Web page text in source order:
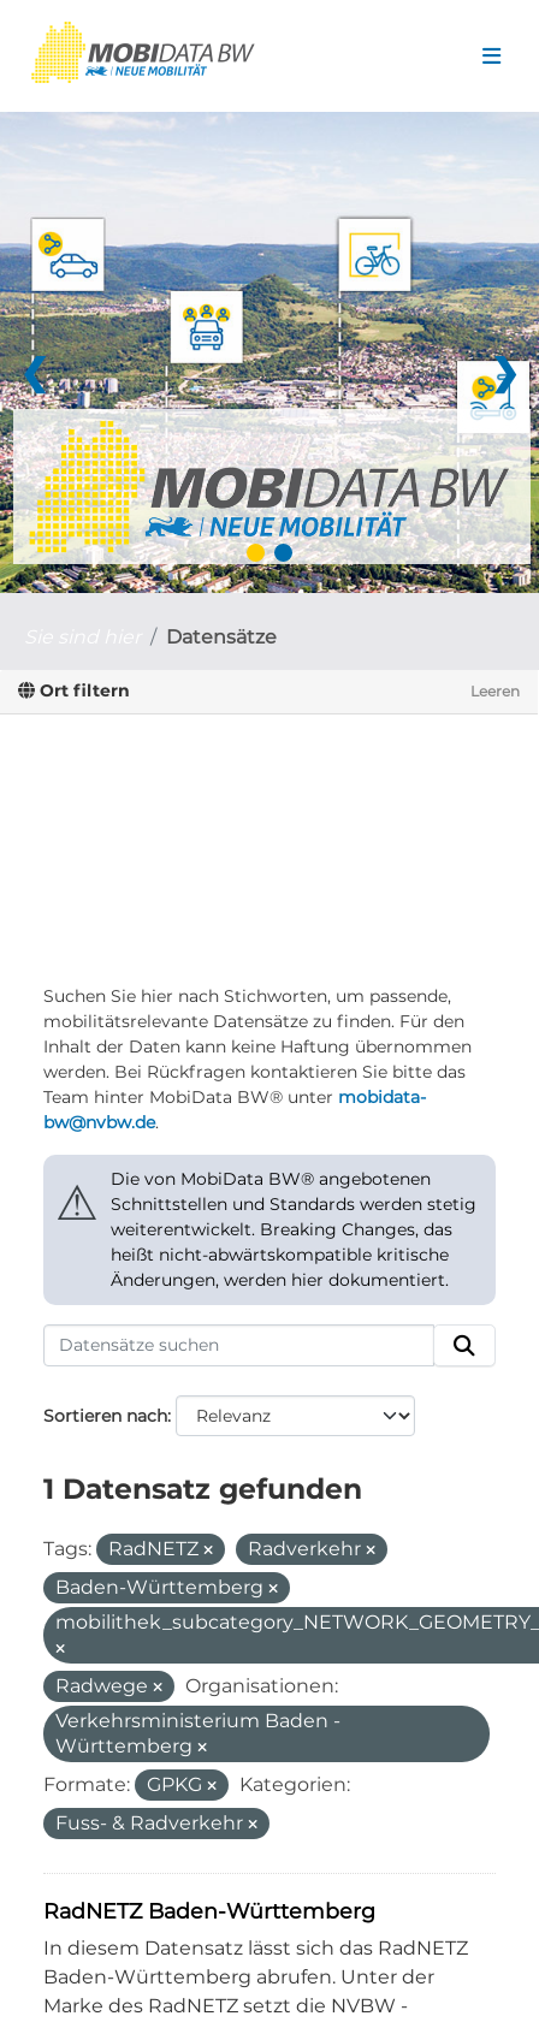
❮ ❯
Datensätze
Ort filtern Leeren
Suchen Sie hier nach Stichworten, um passende,
mobilitätsrelevante Datensätze zu finden. Für den
Inhalt der Daten kann keine Haftung übernommen
werden. Bei Rückfragen kontaktieren Sie bitte das
Team hinter MobiData BW® unter mobidata-
bw@nvbw.de.
⚠
Die von MobiData BW® angebotenen
Schnittstellen und Standards werden stetig
weiterentwickelt. Breaking Changes, das
heißt nicht-abwärtskompatible kritische
Änderungen, werden hier dokumentiert.
Sortieren nach
1 Datensatz gefunden
Tags: RadNETZ
Radverkehr
Baden-Württemberg
Radwege
Organisationen:
Verkehrsministerium Baden -
Württemberg
Formate:
GPKG
Kategorien:
Fuss- & Radverkehr
RadNETZ Baden-Württemberg
In diesem Datensatz lässt sich das RadNETZ
Baden-Württemberg abrufen. Unter der
Marke des RadNETZ setzt die NVBW -